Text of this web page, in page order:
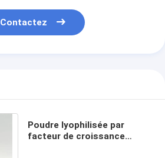
Contactez
Poudre lyophilisée par
facteur de croissance